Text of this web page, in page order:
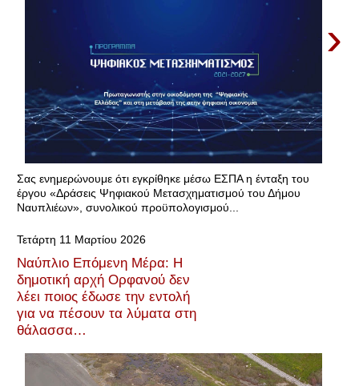
›
Σας ενημερώνουμε ότι εγκρίθηκε μέσω ΕΣΠΑ η ένταξη του
έργου «Δράσεις Ψηφιακού Μετασχηματισμού του Δήμου
Ναυπλιέων», συνολικού προϋπολογισμού...
Τετάρτη 11 Μαρτίου 2026
Ναύπλιο Επόμενη Μέρα: Η
δημοτική αρχή Ορφανού δεν
λέει ποιος έδωσε την εντολή
για να πέσουν τα λύματα στη
θάλασσα…